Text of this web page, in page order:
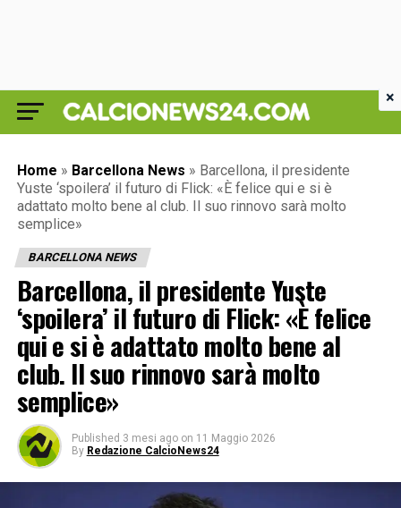
Home » Barcellona News » Barcellona, il presidente
Yuste ‘spoilera’ il futuro di Flick: «È felice qui e si è
adattato molto bene al club. Il suo rinnovo sarà molto
semplice»
BARCELLONA NEWS
Barcellona, il presidente Yuste
‘spoilera’ il futuro di Flick: «È felice
qui e si è adattato molto bene al
club. Il suo rinnovo sarà molto
semplice»
Published 3 mesi ago on 11 Maggio 2026
By Redazione CalcioNews24
×